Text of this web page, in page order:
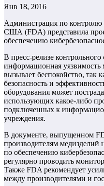
Янв 18, 2016
Администрация по контролю
США (FDA) представила
обеспечению
В пресс-релизе контрольного
информационная уязвимость
вызывает беспокойство, так
безопасность и
оборудования может
использующих какое-либо
подключенных к
учреждения.
В документе, выпущенном
производителям медизделий
по обеспечению
регулярно проводить
Также FDA рекомендует
между производителями и